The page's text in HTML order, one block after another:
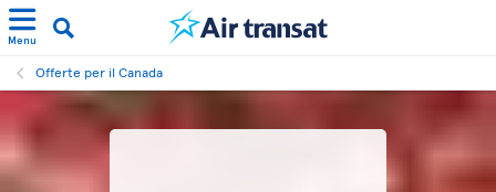
Menu
Offerte per il Canada